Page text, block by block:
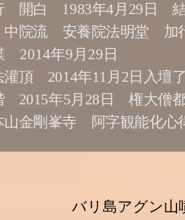
開白 1983年4月29日
流 安養院法明堂 加行
2014年9月29日
灌頂 2014年11月2日入
2015年5月28日 権大僧
山金剛峯寺 阿字観能化心
バリ島アグン山